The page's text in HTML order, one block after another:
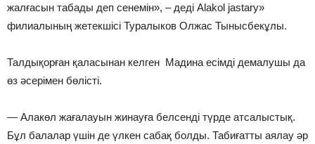
жалғасын табады деп сенемін», – деді Alakol jastary»
филиалының жетекшісі Туралыков Олжас Тынысбекұлы.
Талдықорған қаласынан келген Мадина есімді демалушы да
өз әсерімен бөлісті.
— Алакөл жағалауын жинауға белсенді түрде атсалыстық.
Бұл балалар үшін де үлкен сабақ болды. Табиғатты аялау әр